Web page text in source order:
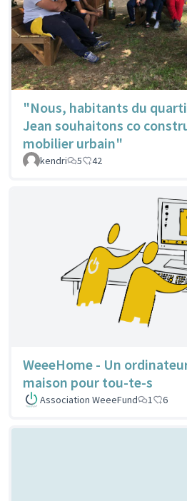
"Nous, habitants du
Jean souhaitons co
mobilier urbain"
kendri 5 42
WeeeHome - Un
maison pour tou-te-s
Association WeeeFund 1 6